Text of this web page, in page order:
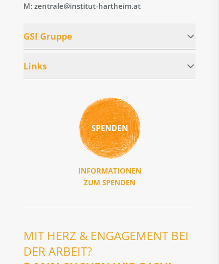
M: zentrale@institut-hartheim.at
GSI Gruppe
Links
SPENDEN
INFORMATIONEN
ZUM SPENDEN
MIT HERZ & ENGAGEMENT BEI
DER ARBEIT?